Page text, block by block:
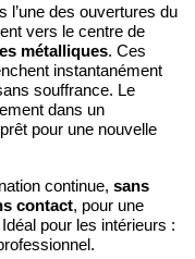
l’une des ouvertures du
vers le centre de
métalliques. Ces
instantanément
souffrance. Le
dans un
pour une nouvelle
continue, sans
contact, pour une
Idéal pour les intérieurs :